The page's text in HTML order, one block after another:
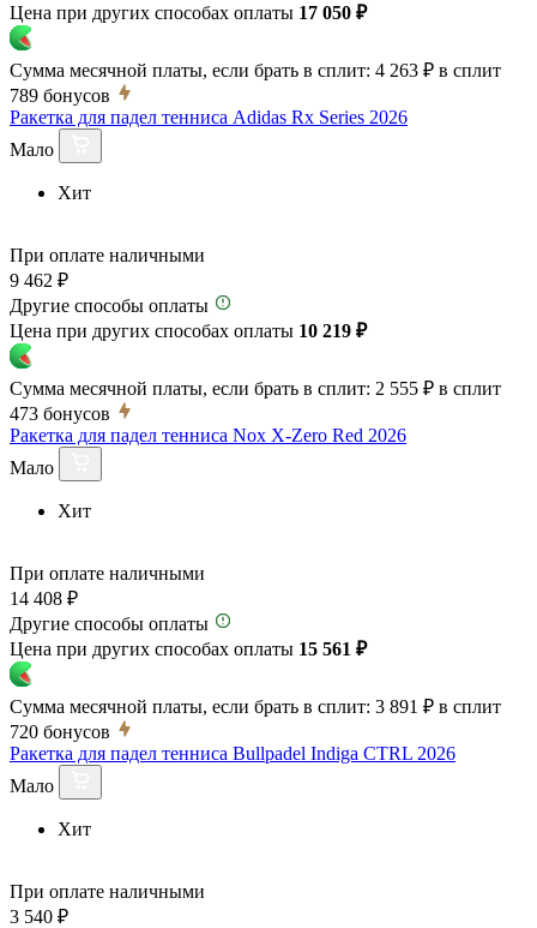
Цена при других способах оплаты 17 050 ₽
Сумма месячной платы, если брать в сплит: 4 263 ₽ в сплит
789 бонусов
Ракетка для падел тенниса Adidas Rx Series 2026
Мало
Хит
При оплате наличными
9 462 ₽
Другие способы оплаты
Цена при других способах оплаты 10 219 ₽
Сумма месячной платы, если брать в сплит: 2 555 ₽ в сплит
473 бонусов
Ракетка для падел тенниса Nox X-Zero Red 2026
Мало
Хит
При оплате наличными
14 408 ₽
Другие способы оплаты
Цена при других способах оплаты 15 561 ₽
Сумма месячной платы, если брать в сплит: 3 891 ₽ в сплит
720 бонусов
Ракетка для падел тенниса Bullpadel Indiga CTRL 2026
Мало
Хит
При оплате наличными
3 540 ₽